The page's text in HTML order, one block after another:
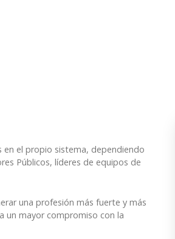
el propio sistema, dependiendo
Públicos, líderes de equipos de
una profesión más fuerte y más
un mayor compromiso con la